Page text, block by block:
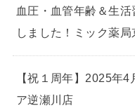
血圧・血管年齢＆生
しました！ミック薬
【祝１周年】2025年
ア逆瀬川店